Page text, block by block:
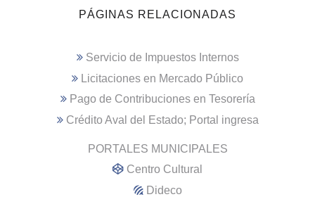
PÁGINAS RELACIONADAS
Servicio de Impuestos Internos
Licitaciones en Mercado Público
Pago de Contribuciones en Tesorería
Crédito Aval del Estado; Portal ingresa
PORTALES MUNICIPALES
Centro Cultural
Dideco